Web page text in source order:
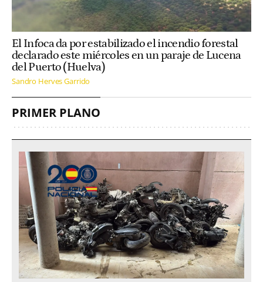
El Infoca da por estabilizado el incendio forestal
declarado este miércoles en un paraje de Lucena
del Puerto (Huelva)
Sandro Herves Garrido
PRIMER PLANO